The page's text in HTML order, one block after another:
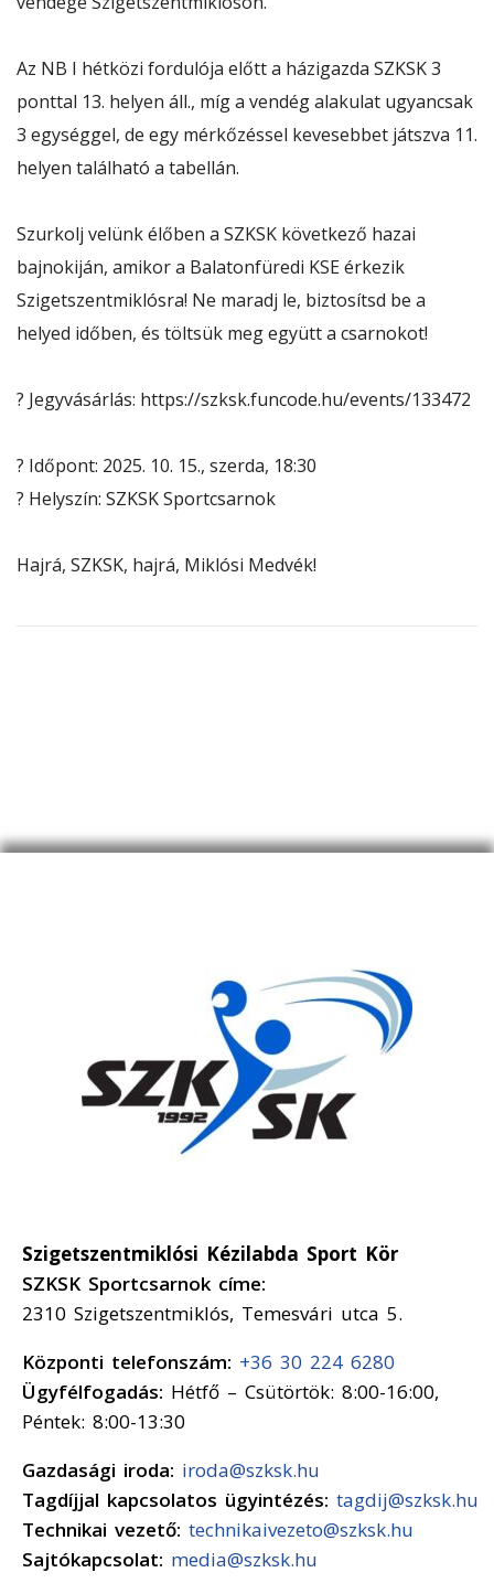
Az NB I hétközi fordulója előtt a házigazda SZKSK 3
ponttal 13. helyen áll., míg a vendég alakulat ugyancsak
3 egységgel, de egy mérkőzéssel kevesebbet játszva 11.
helyen található a tabellán.
Szurkolj velünk élőben a SZKSK következő hazai
bajnokiján, amikor a Balatonfüredi KSE érkezik
Szigetszentmiklósra! Ne maradj le, biztosítsd be a
helyed időben, és töltsük meg együtt a csarnokot!
? Jegyvásárlás: https://szksk.funcode.hu/events/133472
? Időpont: 2025. 10. 15., szerda, 18:30
? Helyszín: SZKSK Sportcsarnok
Hajrá, SZKSK, hajrá, Miklósi Medvék!
Szigetszentmiklósi Kézilabda Sport Kör
SZKSK Sportcsarnok címe:
2310 Szigetszentmiklós, Temesvári utca 5.
Központi telefonszám: +36 30 224 6280
Ügyfélfogadás: Hétfő – Csütörtök: 8:00-16:00,
Péntek: 8:00-13:30
Gazdasági iroda: iroda@szksk.hu
Tagdíjjal kapcsolatos ügyintézés: tagdij@szksk.hu
Technikai vezető: technikaivezeto@szksk.hu
Sajtókapcsolat: media@szksk.hu